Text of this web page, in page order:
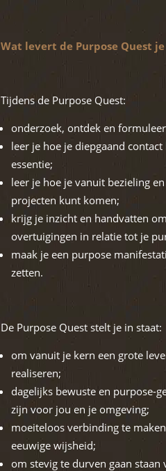
Wat levert de Purpose Quest
Tijdens de Purpose Quest:
onderzoek, ontdek en
leer je hoe je diepgaand
essentie;
leer je hoe je vanuit bezieling
projecten kunt komen;
krijg je inzicht en handvatten
overtuigingen in relatie tot je
maak je een purpose
zetten.
De Purpose Quest stelt je in staat:
om vanuit je kern een grote
realiseren;
dagelijks bewuste en purpose-
zijn voor jou en je omgeving;
moeiteloos verbinding te
eeuwige wijsheid;
om stevig te durven gaan